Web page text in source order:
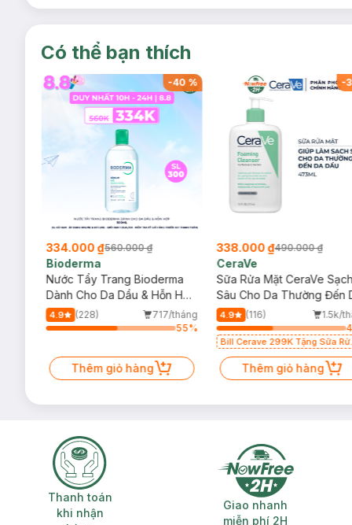
Có thể bạn thích
-40 %
334.000 ₫560.000 ₫
Bioderma
Nước Tẩy Trang Bioderma
Dành Cho Da Dầu & Hỗn Hợp
500ml
4.9 (228)
717/tháng
55%
Thêm giỏ hàng
-
338.000 ₫490.000 ₫
CeraVe
Sữa Rửa Mặt CeraVe
Sâu Cho Da Thường Đến
Dầu 473ml
4.9 (116)
1.5k/
Bill Cerave 299K Tặng Sữa
Thêm giỏ hàng
Thanh toán khi nhận hàng
Thanh toán
khi nhận
Giao nhanh
Giao nhanh
miễn phí 2H